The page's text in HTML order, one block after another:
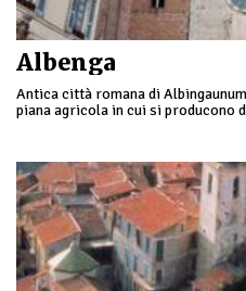
Albenga
Antica città romana di
piana agricola in cui si